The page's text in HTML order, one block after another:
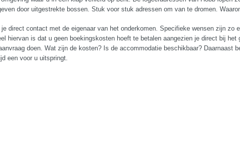
door uitgestrekte bossen. Stuk voor stuk adressen om van te dromen.
je direct contact met de eigenaar van het onderkomen. Specifieke wensen zijn zo
hiervan is dat u geen boekingskosten hoeft te betalen aangezien je direct bij
doen. Wat zijn de kosten? Is de accommodatie beschikbaar? Daarnaast
een voor u uitspringt.